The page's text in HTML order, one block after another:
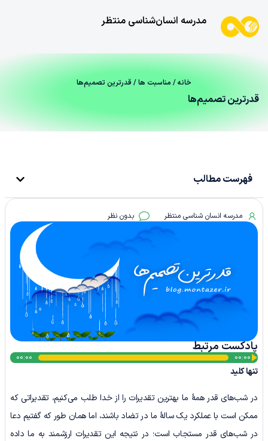
مدرسه انسان‌شناسی منتظر
خانه/ مناسبت ها/ قدرترین تصمیم‌ها
قدرترین تصمیم‌ها
فهرست مطالب
مدرسه انسان شناسی منتظر بدون نظر
پادکست مرتبط
پخش‌کننده
صوت
00:00
00:00
تنها کلید
در شب‌های قدر همۀ ما بهترین تقدیرات را از خدا طلب می‌کنیم، تقدیراتی که
ممکن است با عملکرد یک سالۀ ما در تضاد باشند، اما همان طور که گفتیم دعا
در شب‌های قدر مستجاب است؛ در نتیجه این تقدیرات ارزشمند به ما داده